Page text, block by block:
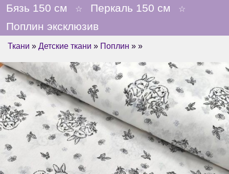
Бязь 150 см ☆ Перкаль 150 см ☆
Поплин эксклюзив
Ткани » Детские ткани » Поплин » »